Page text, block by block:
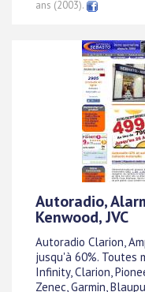
ans (2003).
Autoradio,
Kenwood, JVC
Autoradio Clarion,
jusqu'à 60%. Toutes
Infinity, Clarion,
Zenec, Garmin,